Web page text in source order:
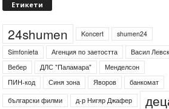
Етикети
24shumen Koncert
shumen24
Simfonieta
Агенция по заетостта
Васил Левски
Вебер
ДЛС "Паламара"
Менделсон
ПИН-код
Синя зона Яворов
банкомат